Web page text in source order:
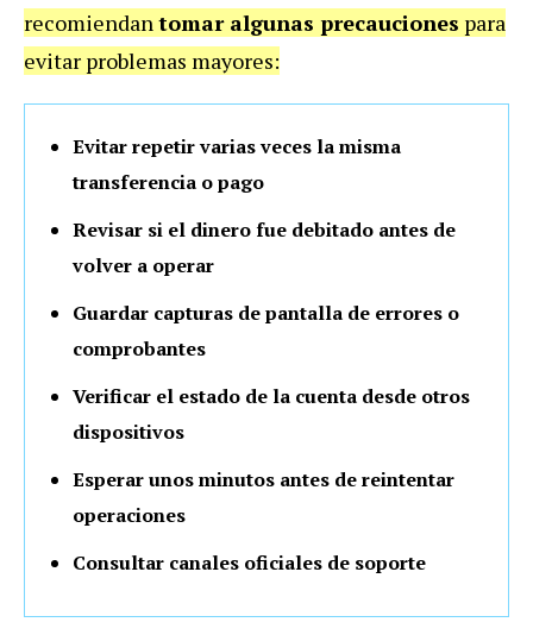
recomiendantomar algunas precauciones para
evitar problemas mayores:
Evitar repetir varias veces la misma
transferencia o pago
Revisar si el dinero fue debitado antes de
volver a operar
Guardar capturas de pantalla de errores o
comprobantes
Verificar el estado de la cuenta desde otros
dispositivos
Esperar unos minutos antes de reintentar
operaciones
Consultar canales oficiales de soporte